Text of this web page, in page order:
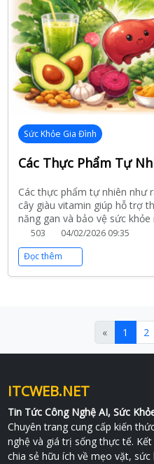
Sức Khỏe Gia Đình
Các thực phẩm tự nhiên như
cây giàu vitamin giúp hỗ trợ
năng gan và bảo vệ sức
503
04/02/2026 09:35
Đọc thêm
« 1 2
ITCWEB.NET
Tin Tức Công Nghệ AI, Sức
Chuyên trang cung cấp kiến
nghệ và giá trị sống thực tế.
chia sẻ hữu ích về mẹo vặt,